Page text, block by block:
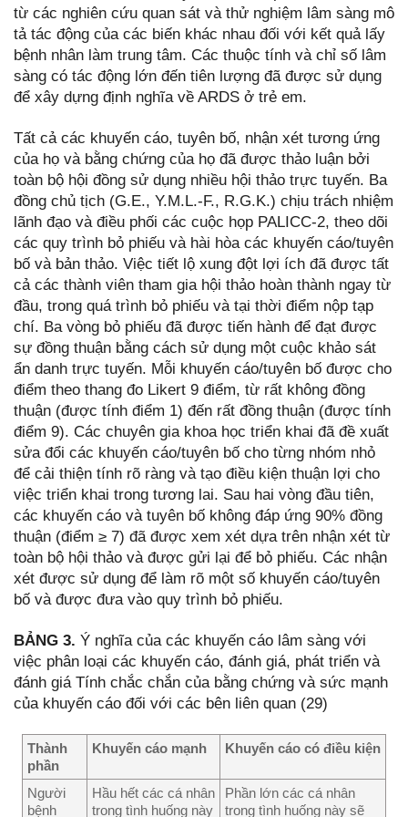
từ các nghiên cứu quan sát và thử nghiệm lâm sàng mô
tả tác động của các biến khác nhau đối với kết quả lấy
bệnh nhân làm trung tâm. Các thuộc tính và chỉ số lâm
sàng có tác động lớn đến tiên lượng đã được sử dụng
để xây dựng định nghĩa về ARDS ở trẻ em.
Tất cả các khuyến cáo, tuyên bố, nhận xét tương ứng
của họ và bằng chứng của họ đã được thảo luận bởi
toàn bộ hội đồng sử dụng nhiều hội thảo trực tuyến. Ba
đồng chủ tịch (G.E., Y.M.L.-F., R.G.K.) chịu trách nhiệm
lãnh đạo và điều phối các cuộc họp PALICC-2, theo dõi
các quy trình bỏ phiếu và hài hòa các khuyến cáo/tuyên
bố và bản thảo. Việc tiết lộ xung đột lợi ích đã được tất
cả các thành viên tham gia hội thảo hoàn thành ngay từ
đầu, trong quá trình bỏ phiếu và tại thời điểm nộp tạp
chí. Ba vòng bỏ phiếu đã được tiến hành để đạt được
sự đồng thuận bằng cách sử dụng một cuộc khảo sát
ẩn danh trực tuyến. Mỗi khuyến cáo/tuyên bố được cho
điểm theo thang đo Likert 9 điểm, từ rất không đồng
thuận (được tính điểm 1) đến rất đồng thuận (được tính
điểm 9). Các chuyên gia khoa học triển khai đã đề xuất
sửa đổi các khuyến cáo/tuyên bố cho từng nhóm nhỏ
để cải thiện tính rõ ràng và tạo điều kiện thuận lợi cho
việc triển khai trong tương lai. Sau hai vòng đầu tiên,
các khuyến cáo và tuyên bố không đáp ứng 90% đồng
thuận (điểm ≥ 7) đã được xem xét dựa trên nhận xét từ
toàn bộ hội thảo và được gửi lại để bỏ phiếu. Các nhận
xét được sử dụng để làm rõ một số khuyến cáo/tuyên
bố và được đưa vào quy trình bỏ phiếu.
BẢNG 3. Ý nghĩa của các khuyến cáo lâm sàng với
việc phân loại các khuyến cáo, đánh giá, phát triển và
đánh giá Tính chắc chắn của bằng chứng và sức mạnh
của khuyến cáo đối với các bên liên quan (29)
Thành
phần
Khuyến cáo mạnh Khuyến cáo có điều kiện
Người
bệnh
Hầu hết các cá nhân
trong tình huống này
Phần lớn các cá nhân
trong tình huống này sẽ